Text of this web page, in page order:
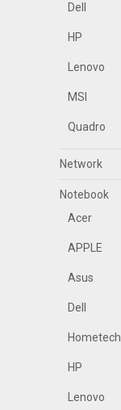
Dell
HP
Lenovo
MSI
Quadro
Network
Notebook
Acer
APPLE
Asus
Dell
Hometech
HP
Lenovo